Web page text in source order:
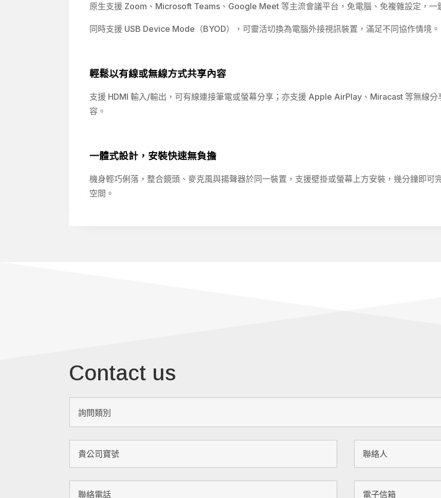
原生支援 Zoom、Microsoft Teams、Google Meet 等主流會議平台，免電腦、免複雜設定，一
同時支援 USB Device Mode（BYOD），可靈活切換為電腦外接視訊裝置，滿足不同協作情境。
輕鬆以有線或無線方式共享內容
支援 HDMI 輸入/輸出，可有線連接筆電或螢幕分享；亦支援 Apple AirPlay、Miracast 等無線
容。
一體式設計，安裝快速無負擔
機身輕巧俐落，整合鏡頭、麥克風與揚聲器於同一裝置，支援壁掛或螢幕上方安裝，幾分鐘即可
空間。
Contact us